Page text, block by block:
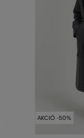
AKCIÓ -50%